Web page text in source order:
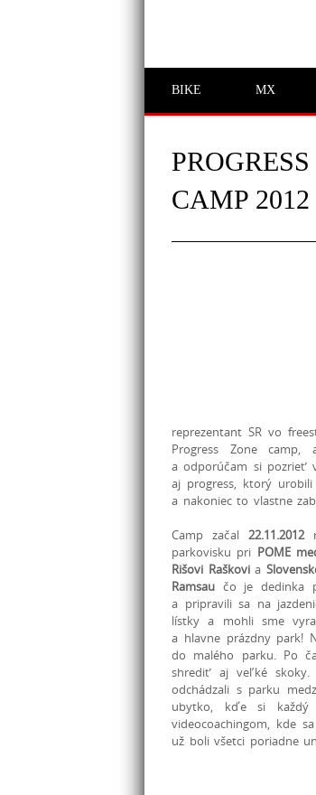
BIKE MX
CAMP 2012
reprezentant SR vo
Progress Zone
a odporúčam si pozrieť
aj progress, ktorý urobili
a nakoniec to vlastne
Camp začal 22.11.2012
parkovisku pri POME
Rišovi Raškovia
Ramsau čo je dedinka
a pripravili sa na
lístky a mohli sme
a hlavne prázdny park!
do malého parku. Po
shrediť aj veľké skoky.
odchádzali s parku
ubytko, kďe si
videocoachingom, kde
už boli všetci poriadne